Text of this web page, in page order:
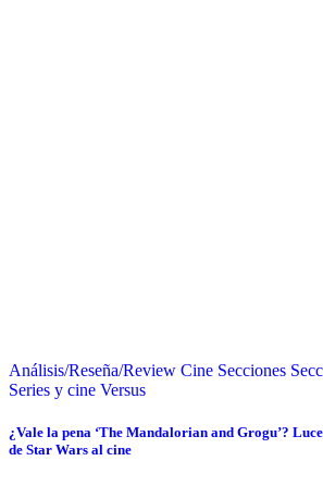
Análisis/Reseña/Review Cine Secciones
Series y cine Versus
¿Vale la pena ‘The Mandalorian and Grogu’?
de Star Wars al cine